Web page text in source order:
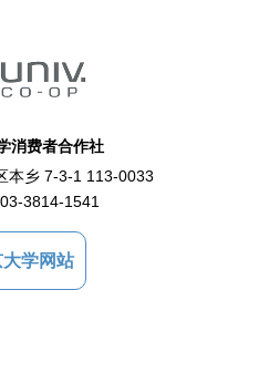
消费者合作社
本乡 7-3-1 113-0033
03-3814-1541
大学网站